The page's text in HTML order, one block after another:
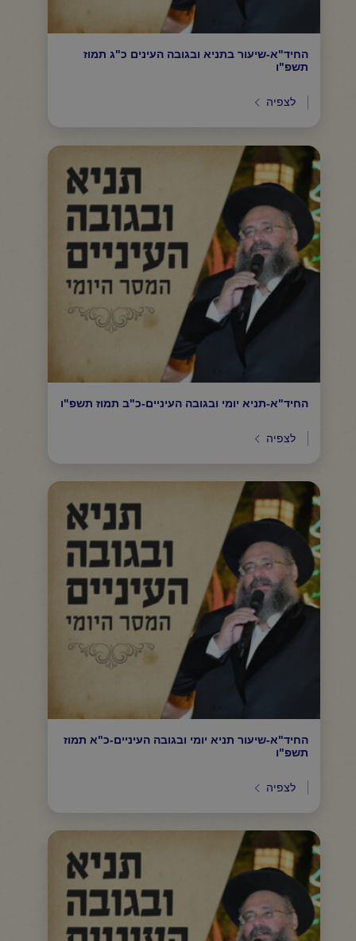
החיד"א-שיעור בתניא ובגובה העינים כ"ג תמוז
תשפ"ו
לצפיה
החיד"א-תניא יומי ובגובה העיניים-כ"ב תמוז תשפ"ו
לצפיה
החיד"א-שיעור תניא יומי ובגובה העיניים-כ"א תמוז
תשפ"ו
לצפיה